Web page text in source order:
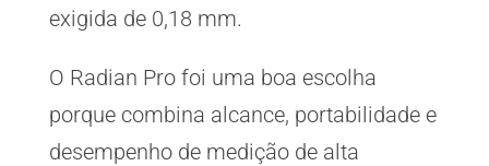
exigida de 0,18 mm.
O Radian Pro foi uma boa escolha
porque combina alcance, portabilidade e
desempenho de medição de alta